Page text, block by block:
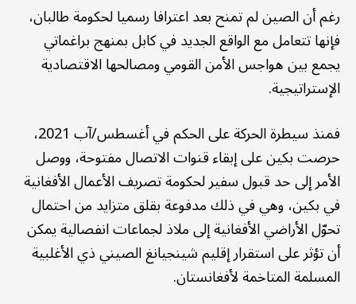
رغم أن الصين لم تمنح بعد اعترافا رسميا لحكومة طالبان،
فإنها تتعامل مع الواقع الجديد في كابل بمنهج براغماتي
يجمع بين هواجس الأمن القومي ومصالحها الاقتصادية
الإستراتيجية.
فمنذ سيطرة الحركة على الحكم في أغسطس/آب 2021،
حرصت بكين على إبقاء قنوات الاتصال مفتوحة، ووصل
الأمر إلى حد قبول سفير لحكومة تصريف الأعمال الأفغانية
في بكين، وهي في ذلك مدفوعة بقلق متزايد من احتمال
تحوّل الأراضي الأفغانية إلى ملاذ لجماعات انفصالية يمكن
أن تؤثر على استقرار إقليم شينجيانغ الصيني ذي الأغلبية
المسلمة المتاخمة لأفغانستان.